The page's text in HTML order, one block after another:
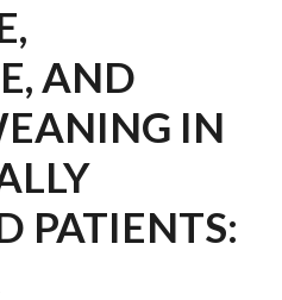
AND
IN
PATIENTS: